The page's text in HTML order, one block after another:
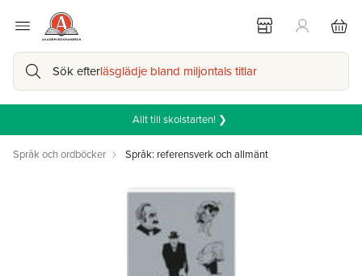
Sök efterläsglädje bland miljontals titlar
Allt till skolstarten! ❯
Språk och ordböcker Språk: referensverk och allmänt